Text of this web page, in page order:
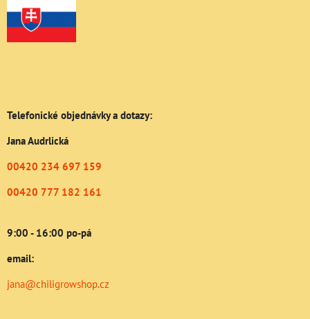
Telefonické objednávky a dotazy:
Jana Audrlická
00420 234 697 159
00420 777 182 161
9:00 - 16:00 po-pá
email:
jana@chiligrowshop.cz